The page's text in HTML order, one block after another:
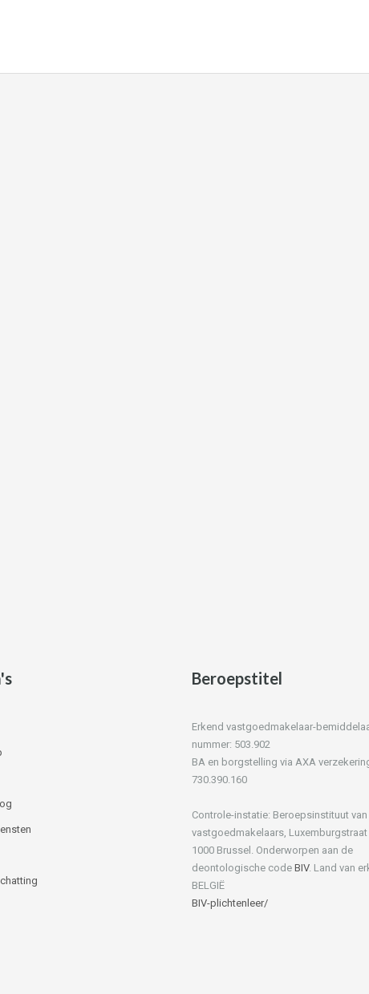
Beroepstitel
Erkend vastgoedmakelaar-
nummer: 503.902
BA en borgstelling via AXA
730.390.160
Controle-instatie: Beroepsinstituut van
vastgoedmakelaars, Luxemburgstraat
1000 Brussel. Onderworpen aan de
deontologische code BIV. Land van
BELGIË
BIV-plichtenleer/